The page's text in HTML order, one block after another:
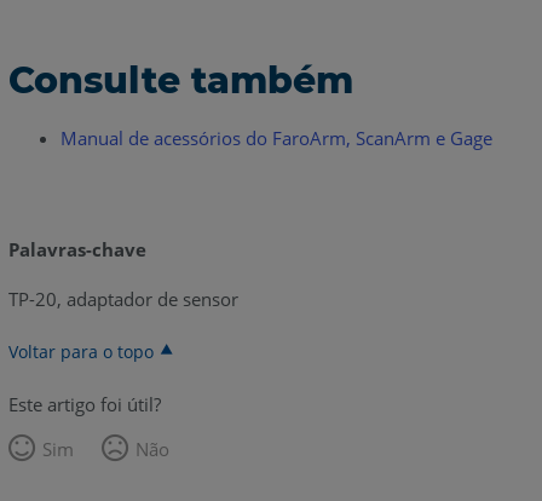
Consulte também
Manual de acessórios do FaroArm, ScanArm e Gage
Palavras-chave
TP-20, adaptador de sensor
Voltar para o topo
Este artigo foi útil?
Sim
Não